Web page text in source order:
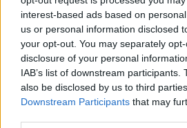
interest-based ads based on
us or personal information disclosed
your opt-out. You may separately
disclosure of your personal
IAB’s list of downstream participants.
also be disclosed by us to third
Downstream Participants that may
chiarimenti che
Cercheremo, ad esempio, di
andare incontro alle
commercianti in termini di
superficie di vendita.
magari con lo stesso
la superficie dei ristoranti».